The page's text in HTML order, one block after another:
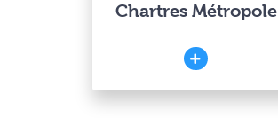
Chartres Métropole